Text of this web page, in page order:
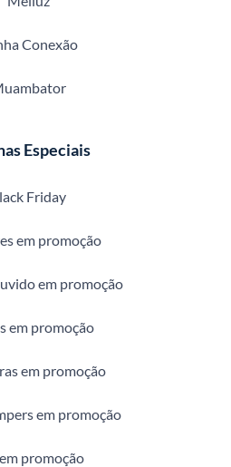
Conexão
Especiais
Friday
em promoção
em promoção
em promoção
em promoção
em promoção
promoção